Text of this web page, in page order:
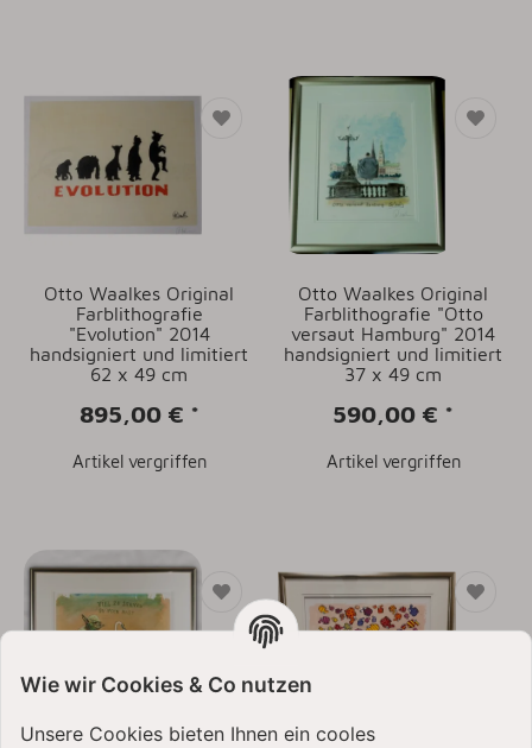
Otto Waalkes Original
Farblithografie
"Evolution" 2014
handsigniert und limitiert
62 x 49 cm
895,00 € *
Artikel vergriffen
Otto Waalkes Original
Farblithografie "Otto
versaut Hamburg" 2014
handsigniert und limitiert
37 x 49 cm
590,00 € *
Artikel vergriffen
Wie wir Cookies & Co nutzen
Unsere Cookies bieten Ihnen ein cooles